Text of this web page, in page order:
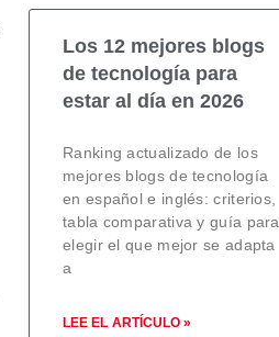
Los 12 mejores blogs
de tecnología para
estar al día en 2026
Ranking actualizado de los
mejores blogs de tecnología
en español e inglés: criterios,
tabla comparativa y guía para
elegir el que mejor se adapta
a
LEE EL ARTÍCULO »